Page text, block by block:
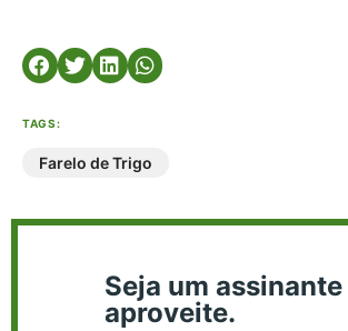
TAGS:
Farelo de Trigo
Seja um assinante
aproveite.